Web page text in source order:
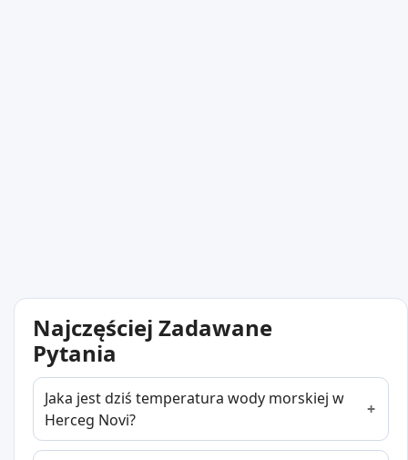
Najczęściej Zadawane
Pytania
Jaka jest dziś temperatura wody morskiej w
Herceg Novi?